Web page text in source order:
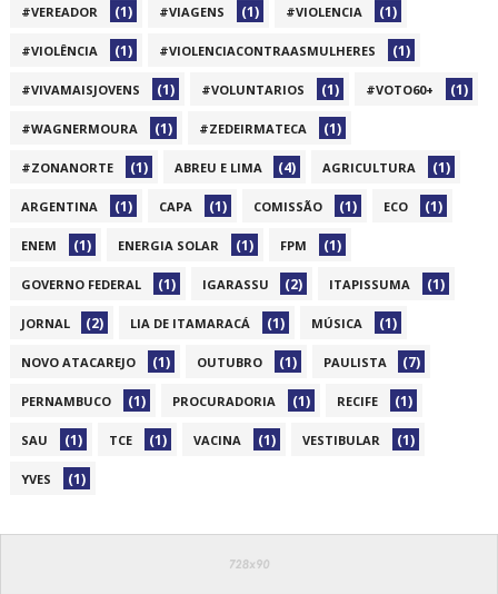
#VEREADOR (1) #VIAGENS (1) #VIOLENCIA (1)
#VIOLÊNCIA (1) #VIOLENCIACONTRAASMULHERES (1)
#VIVAMAISJOVENS (1) #VOLUNTARIOS (1) #VOTO60+ (1)
#WAGNERMOURA (1) #ZEDEIRMATECA (1)
#ZONANORTE (1) ABREU E LIMA (4) AGRICULTURA (1)
ARGENTINA (1) CAPA (1) COMISSÃO (1) ECO (1)
ENEM (1) ENERGIA SOLAR (1) FPM (1)
GOVERNO FEDERAL (1) IGARASSU (2) ITAPISSUMA (1)
JORNAL (2) LIA DE ITAMARACÁ (1) MÚSICA (1)
NOVO ATACAREJO (1) OUTUBRO (1) PAULISTA (7)
PERNAMBUCO (1) PROCURADORIA (1) RECIFE (1)
SAU (1) TCE (1) VACINA (1) VESTIBULAR (1)
YVES (1)